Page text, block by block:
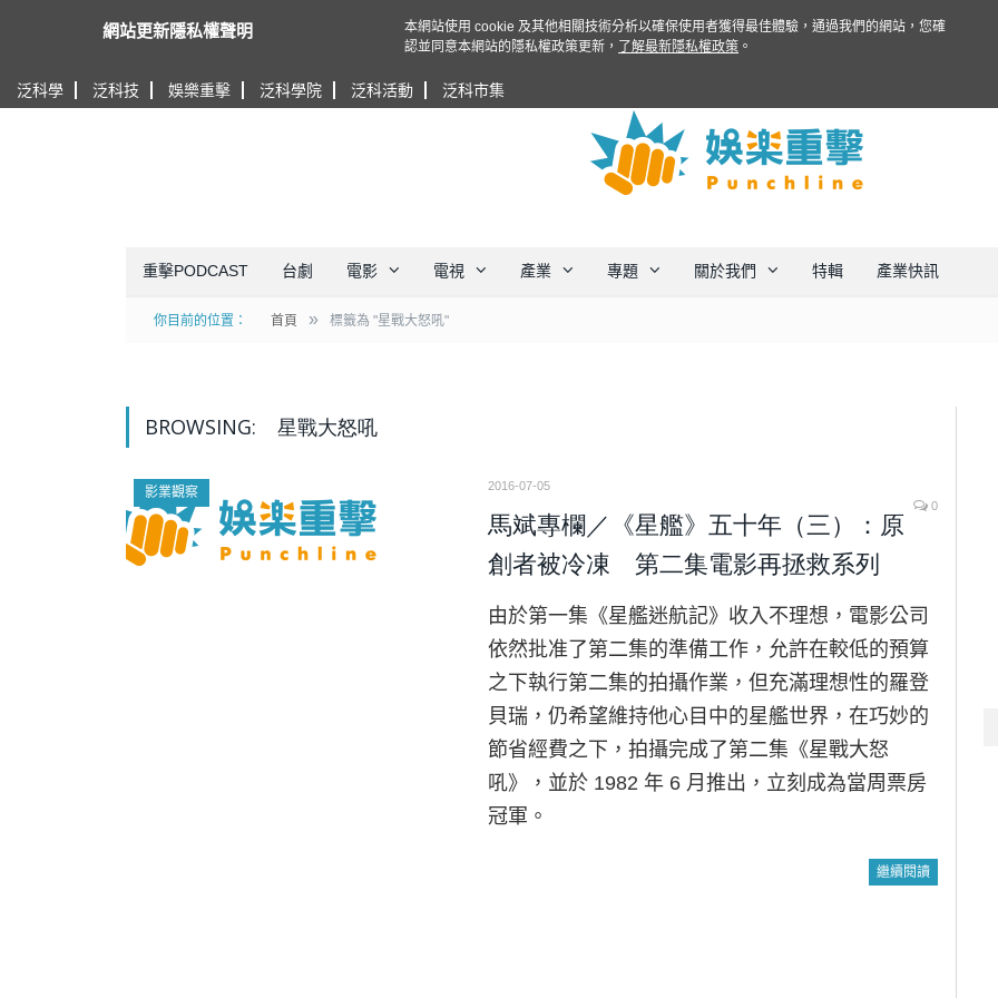
泛科學 泛科技 娛樂重擊 泛科學院 泛科活動 泛科市集
重擊PODCAST 台劇 電影 電視 產業 專題 關於我們 特輯 產業快訊
你目前的位置： 首頁 » 標籤為 "星戰大怒吼"
BROWSING: 星戰大怒吼
影業觀察
2016-07-05
0
馬斌專欄／《星艦》五十年（三）：原
創者被冷凍 第二集電影再拯救系列
由於第一集《星艦迷航記》收入不理想，電影公司
依然批准了第二集的準備工作，允許在較低的預算
之下執行第二集的拍攝作業，但充滿理想性的羅登
貝瑞，仍希望維持他心目中的星艦世界，在巧妙的
節省經費之下，拍攝完成了第二集《星戰大怒
吼》，並於 1982 年 6 月推出，立刻成為當周票房
冠軍。
繼續閱讀
網站更新隱私權聲明
本網站使用 cookie 及其他相關技術分析以確保使用者獲得最佳體驗，通過我們的網站，您確
認並同意本網站的隱私權政策更新，
了解最新隱私權政策 。